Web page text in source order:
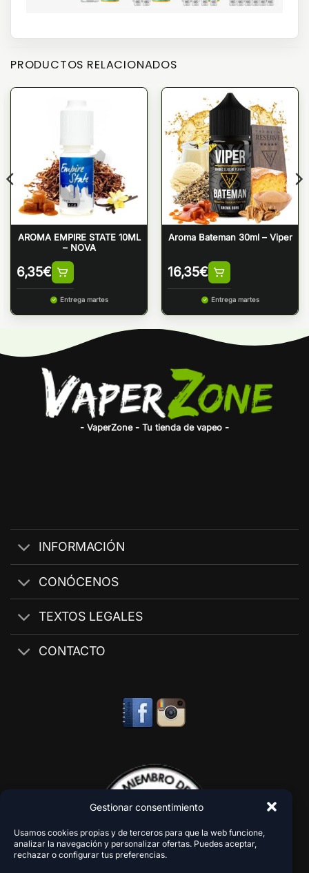
Gestionar consentimiento
Usamos cookies propias y de terceros para que la web funcione,
analizar la navegación y personalizar ofertas. Puedes aceptar,
rechazar o configurar tus preferencias.
PRODUCTOS RELACIONADOS
AROMA EMPIRE STATE 10ML
– NOVA
6,35€
Entrega martes
Aroma Bateman 30ml – Viper
16,35€
Entrega martes
- VaperZone - Tu tienda de vapeo -
INFORMACIÓN
CONÓCENOS
TEXTOS LEGALES
CONTACTO